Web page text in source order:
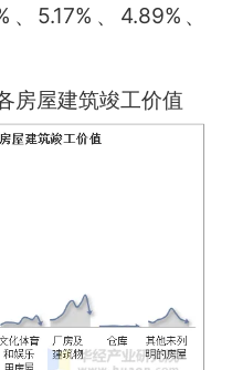
5.17%、4.89%、
房屋建筑竣工价值